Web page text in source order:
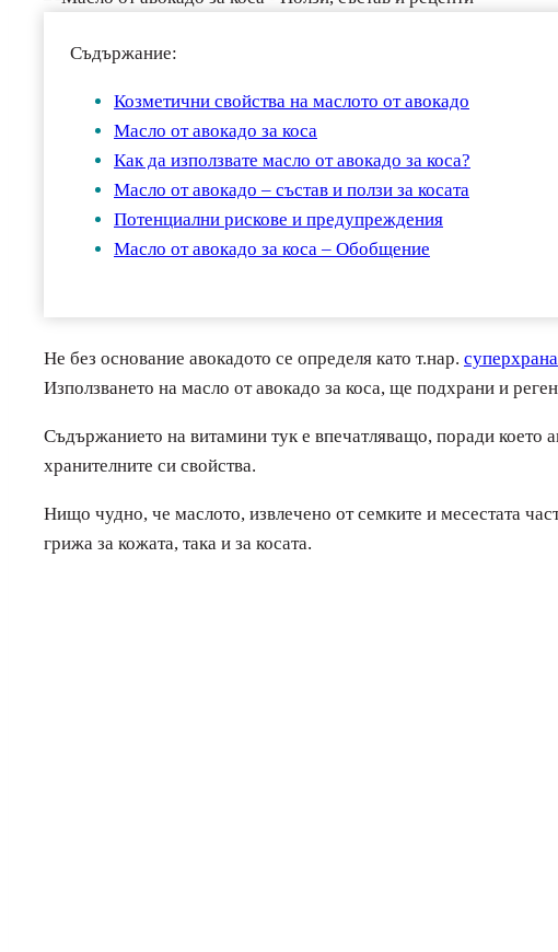
Съдържание:
Козметични свойства на маслото от авокадо
Масло от авокадо за коса
Как да използвате масло от авокадо за коса?
Масло от авокадо – състав и ползи за косата
Потенциални рискове и предупреждения
Масло от авокадо за коса – Обобщение
Не без основание авокадото се определя като т.нар. суперхрана
Използването на масло от авокадо за коса, ще подхрани и
Съдържанието на витамини тук е впечатляващо, поради което
хранителните си свойства.
Нищо чудно, че маслото, извлечено от семките и месестата
грижа за кожата, така и за косата.